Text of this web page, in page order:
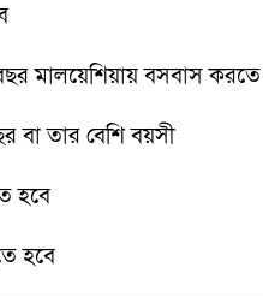
মালয়েশিয়ায় বসবাস
বা তার বেশি বয়সী
হবে
হবে